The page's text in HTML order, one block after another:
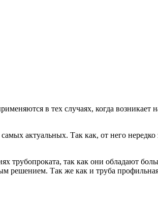
в тех случаях, когда
актуальных. Так как, от него
трубопроката, так как они обладают
Так же как и труба